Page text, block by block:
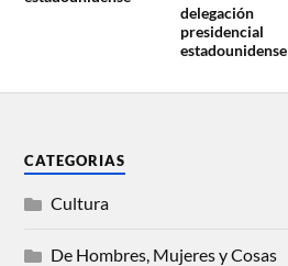
delegación
presidencial
estadounidense
CATEGORIAS
Cultura
De Hombres, Mujeres y Cosas